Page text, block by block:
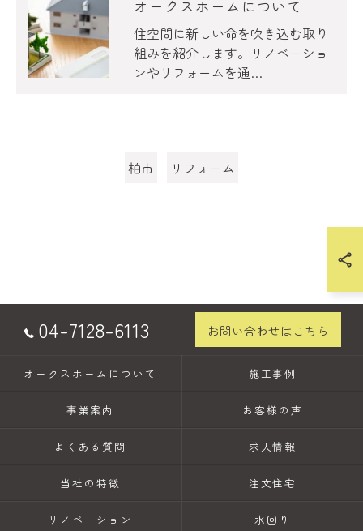
オークスホームについて
住空間に新しい命を吹き込む取り
組みを紹介します。リノベーショ
ンやリフォームを通…
柏市 リフォーム
04-7128-6113 お問い合わせはこちら
オークスホームについて 施工事例
事業案内 お客様の声
よくある質問 求人情報
当社の特徴 注文住宅
リノベーション 水回り